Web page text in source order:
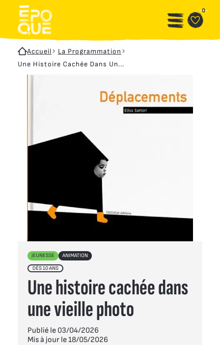
Aller au contenu principal 0
Accueil
La Programmation
Une Histoire Cachée Dans Un...
JEUNESSE ANIMATION
DÈS 10 ANS
Une histoire cachée dans
une vieille photo
Publié le 03/04/2026
Mis à jour le 18/05/2026
Panneau de gestion des cookies